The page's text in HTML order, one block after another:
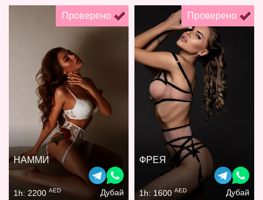
Проверено
НАММИ
1h: 2200 AED Дубай
Проверено
ФРЕЯ
1h: 1600 AED Дубай